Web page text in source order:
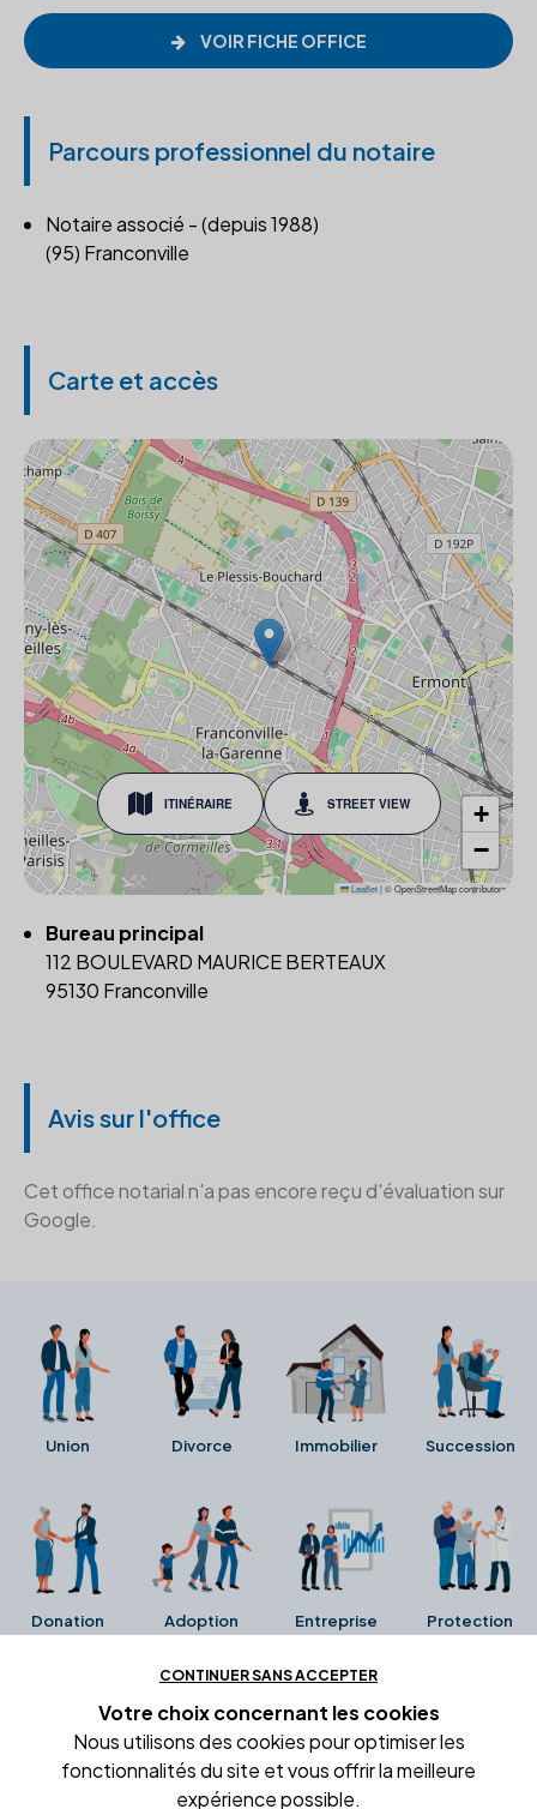
VOIR FICHE OFFICE
Parcours professionnel du notaire
Notaire associé - (depuis 1988)
(95) Franconville
Carte et accès
ITINÉRAIRE STREET VIEW
+
−
Leaflet|© OpenStreetMap contributors
Bureau principal
112 BOULEVARD MAURICE BERTEAUX
95130 Franconville
Avis sur l'office
Cet office notarial n'a pas encore reçu d'évaluation sur
Google.
Union Divorce Immobilier Succession
Donation Adoption Entreprise Protection
Ces avis proviennent directement de la fiche Google
Business de l'office notarial. Ils n'ont ni été collectés ni
été vérifiés par Alexia.fr.
CONTINUER SANS ACCEPTER
Votre choix concernant les cookies
Nous utilisons des cookies pour optimiser les
fonctionnalités du site et vous offrir la meilleure
expérience possible.